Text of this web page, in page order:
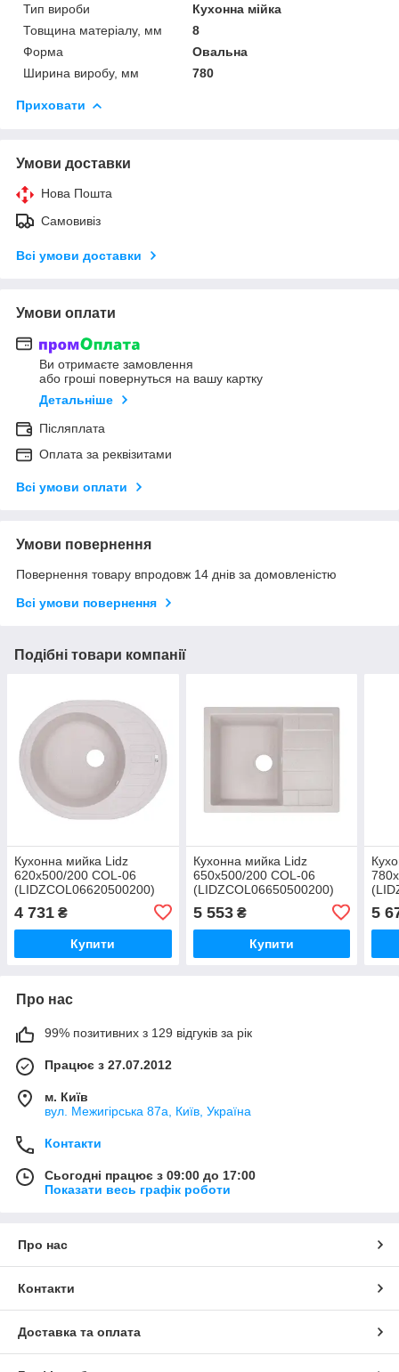
Тип вироби
Кухонна мійка
Товщина матеріалу, мм
8
Форма
Овальна
Ширина виробу, мм
780
Приховати
Умови доставки
Нова Пошта
Самовивіз
Всі умови доставки
Умови оплати
Ви отримаєте замовлення
або гроші повернуться на вашу картку
Детальніше
Післяплата
Оплата за реквізитами
Всі умови оплати
Умови повернення
Повернення товару впродовж 14 днів за домовленістю
Всі умови повернення
Подібні товари компанії
Кухонна мийка Lidz
620x500/200 COL-06
(LIDZCOL06620500200)
4 731 ₴
Купити
Кухонна мийка Lidz
650x500/200 COL-06
(LIDZCOL06650500200)
5 553₴
Купити
5
Про нас
99% позитивних з 129 відгуків за рік
Працює з 27.07.2012
м. Київ
вул. Межигірська 87а, Київ, Україна
Контакти
Сьогодні працює з 09:00 до 17:00
Показати весь графік роботи
Про нас
Контакти
Доставка та оплата